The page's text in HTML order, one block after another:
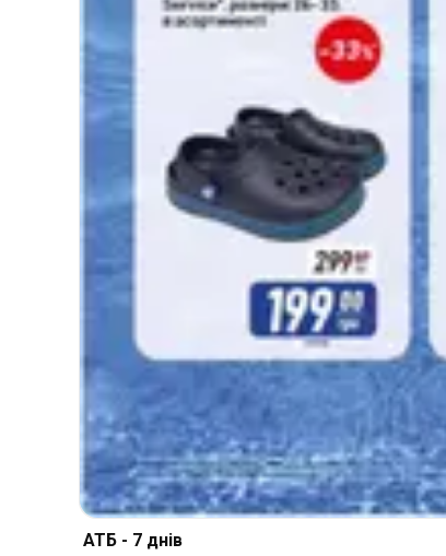
АТБ - 7 днів